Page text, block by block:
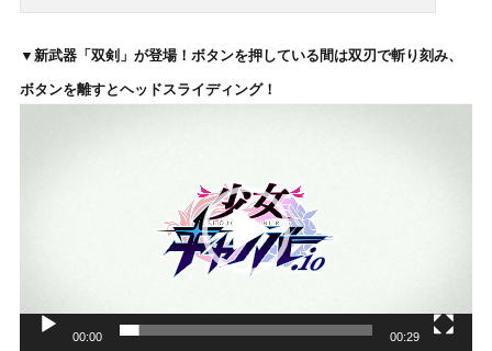
▼新武器「双剣」が登場！ボタンを押している間は双刃で斬り刻み、
ボタンを離すとヘッドスライディング！
ー
00:00 00:29